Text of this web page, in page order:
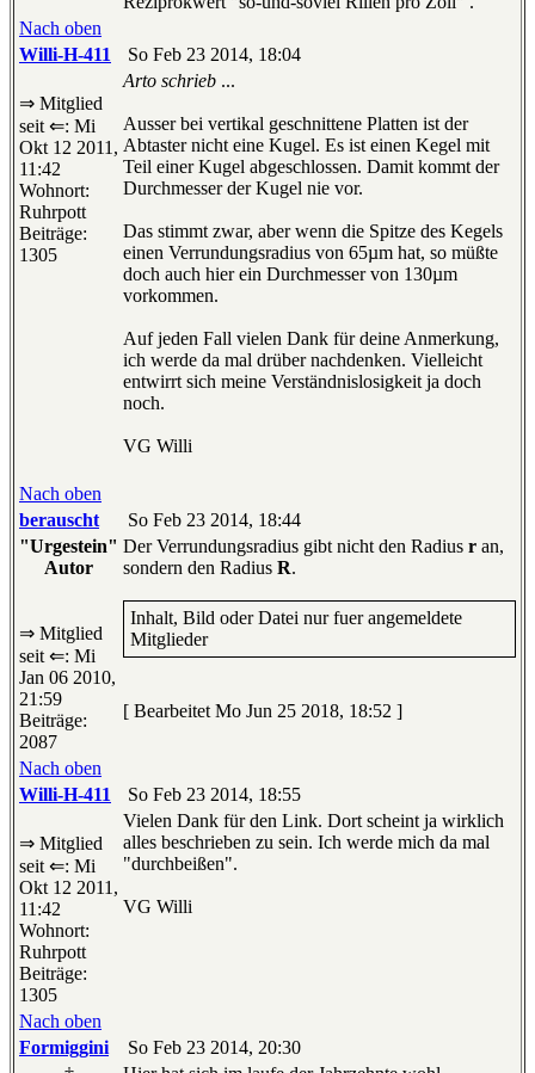
Nach oben
Willi-H-411
So Feb 23 2014, 18:04
⇒ Mitglied
seit ⇐: Mi
Okt 12 2011,
11:42
Wohnort:
Ruhrpott
Beiträge:
1305
Arto schrieb ...
Ausser bei vertikal geschnittene Platten ist der
Abtaster nicht eine Kugel. Es ist einen Kegel mit
Teil einer Kugel abgeschlossen. Damit kommt der
Durchmesser der Kugel nie vor.
Das stimmt zwar, aber wenn die Spitze des Kegels
einen Verrundungsradius von 65µm hat, so müßte
doch auch hier ein Durchmesser von 130µm
vorkommen.
Auf jeden Fall vielen Dank für deine Anmerkung,
ich werde da mal drüber nachdenken. Vielleicht
entwirrt sich meine Verständnislosigkeit ja doch
noch.
VG Willi
Nach oben
berauscht
So Feb 23 2014, 18:44
"Urgestein"
Autor
⇒ Mitglied
seit ⇐: Mi
Jan 06 2010,
21:59
Beiträge:
2087
Der Verrundungsradius gibt nicht den Radius r an,
sondern den Radius R.
Inhalt, Bild oder Datei nur fuer angemeldete
Mitglieder
[ Bearbeitet Mo Jun 25 2018, 18:52 ]
Nach oben
Willi-H-411
So Feb 23 2014, 18:55
⇒ Mitglied
seit ⇐: Mi
Okt 12 2011,
11:42
Wohnort:
Ruhrpott
Beiträge:
1305
Vielen Dank für den Link. Dort scheint ja wirklich
alles beschrieben zu sein. Ich werde mich da mal
"durchbeißen".
VG Willi
Nach oben
Formiggini
So Feb 23 2014, 20:30